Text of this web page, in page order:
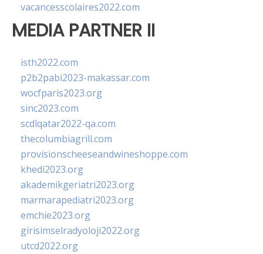
vacancesscolaires2022.com
MEDIA PARTNER II
isth2022.com
p2b2pabi2023-makassar.com
wocfparis2023.org
sinc2023.com
scdlqatar2022-qa.com
thecolumbiagrill.com
provisionscheeseandwineshoppe.com
khedi2023.org
akademikgeriatri2023.org
marmarapediatri2023.org
emchie2023.org
girisimselradyoloji2022.org
utcd2022.org